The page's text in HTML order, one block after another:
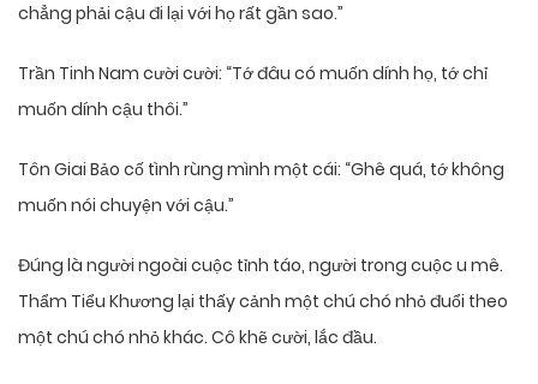
chẳng phải cậu đi lại với họ rất gần sao.”
Trần Tinh Nam cười cười: “Tớ đâu có muốn dính họ, tớ chỉ
muốn dính cậu thôi.”
Tôn Giai Bảo cố tình rùng mình một cái: “Ghê quá, tớ không
muốn nói chuyện với cậu.”
Đúng là người ngoài cuộc tỉnh táo, người trong cuộc u mê.
Thẩm Tiểu Khương lại thấy cảnh một chú chó nhỏ đuổi theo
một chú chó nhỏ khác. Cô khẽ cười, lắc đầu.